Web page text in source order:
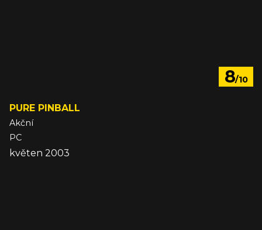
8/10
PURE PINBALL
Akční
PC
květen 2003